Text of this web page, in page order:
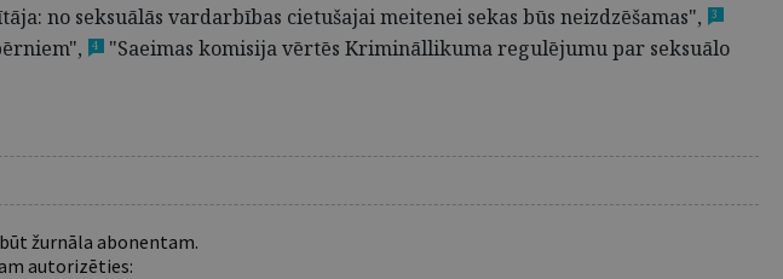
no seksuālās vardarbības cietušajai meitenei sekas būs neizdzēšamas", 3
4
"Saeimas komisija vērtēs Krimināllikuma regulējumu par seksuālo
žurnāla abonentam.
autorizēties: